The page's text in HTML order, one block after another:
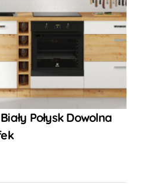
Połysk Dowolna